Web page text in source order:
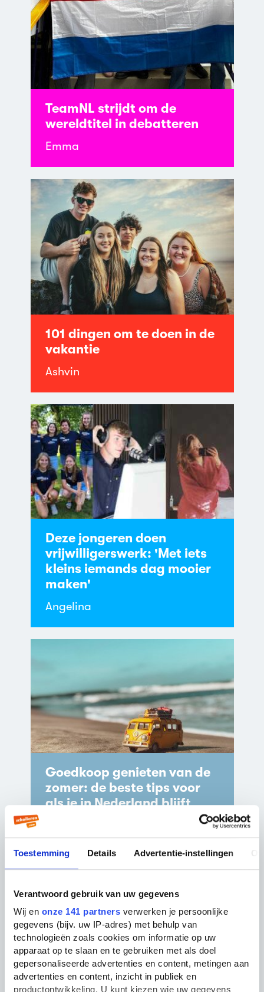
Toestemming Details Advertentie-instellingen
Verantwoord gebruik van uw gegevens
Wij en onze 141 partners verwerken je persoonlijke
gegevens (bijv. uw IP-adres) met behulp van
technologieën zoals cookies om informatie op uw
apparaat op te slaan en te gebruiken met als doel
gepersonaliseerde advertenties en content, metingen aan
advertenties en content, inzicht in publiek en
productontwikkeling. U kunt kiezen wie uw gegevens
TeamNL strijdt om de
wereldtitel in debatteren
Emma
101 dingen om te doen in de
vakantie
Ashvin
Deze jongeren doen
vrijwilligerswerk: 'Met iets
kleins iemands dag mooier
maken'
Angelina
Goedkoop genieten van de
zomer: de beste tips voor
als je in Nederland blijft